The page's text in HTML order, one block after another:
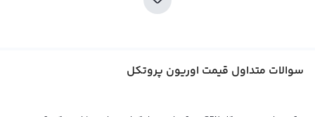
این ارز دیجیتال به عنوان یک پلتفرم جهت تسهیل معاملات در بازار ارز دیجیتال مورد
یکدیگر و به پول‌های فیات مختلف ارائه می‌دهد که این موضوع باعث می‌شود تا
سوالات متداول قیمت اوریون پروتکل